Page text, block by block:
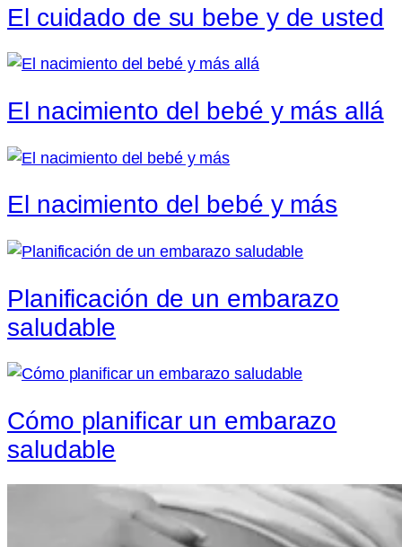
El cuidado de su bebe y de usted
El nacimiento del bebé y más allá
El nacimiento ​del bebé y más
Planificación de un embarazo
saludable
Cómo planificar un embarazo
saludable